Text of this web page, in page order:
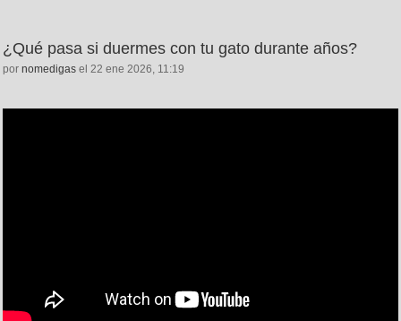
¿Qué pasa si duermes con tu gato durante años?
por nomedigas el 22 ene 2026, 11:19